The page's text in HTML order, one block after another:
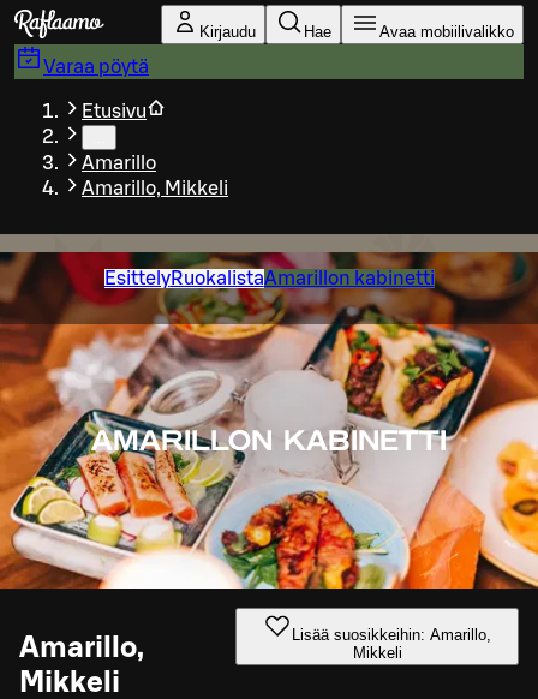
Siirry pääsisältöön
Kirjaudu Hae Avaa mobiilivalikko
Varaa pöytä
Etusivu
Amarillo
Amarillo, Mikkeli
EsittelyRuokalistaAmarillon kabinetti
AMARILLON KABINETTI
Amarillo,
Mikkeli
Lisää suosikkeihin: Amarillo,
Mikkeli